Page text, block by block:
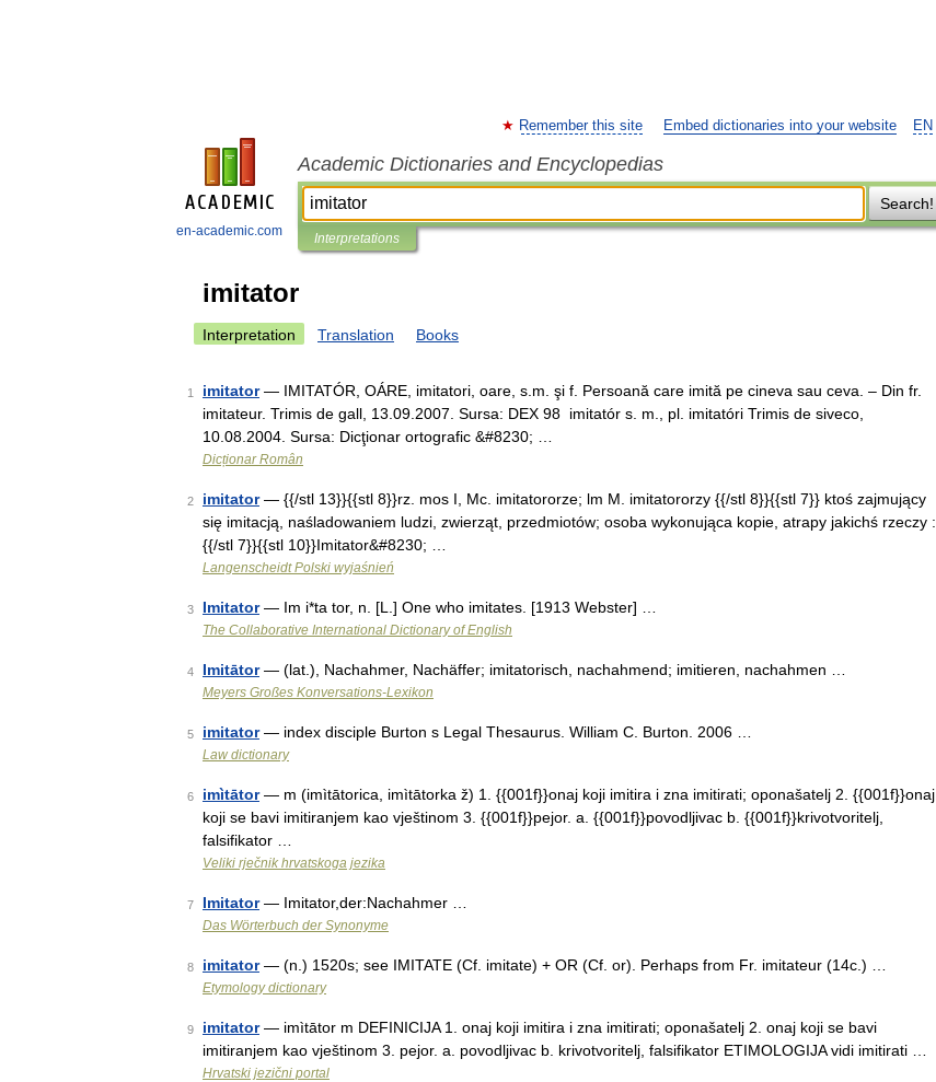
en-academic.com
EN
Remember this site Embed dictionaries into your website
Academic Dictionaries and Encyclopedias
Search!
Interpretations
imitator
Interpretation Translation Books
1 imitator— IMITATÓR, OÁRE, imitatori, oare, s.m. şi f. Persoană care imită pe cineva sau ceva. – Din fr.
imitateur. Trimis de gall, 13.09.2007. Sursa: DEX 98 imitatór s. m., pl. imitatóri Trimis de siveco,
10.08.2004. Sursa: Dicţionar ortografic &#8230; …
Dicționar Român
2 imitator— {{/stl 13}}{{stl 8}}rz. mos I, Mc. imitatororze; lm M. imitatororzy {{/stl 8}}{{stl 7}} ktoś zajmujący
się imitacją, naśladowaniem ludzi, zwierząt, przedmiotów; osoba wykonująca kopie, atrapy jakichś rzeczy :
{{/stl 7}}{{stl 10}}Imitator&#8230; …
Langenscheidt Polski wyjaśnień
3 Imitator— Im i*ta tor, n. [L.] One who imitates. [1913 Webster] …
The Collaborative International Dictionary of English
4 Imitātor— (lat.), Nachahmer, Nachäffer; imitatorisch, nachahmend; imitieren, nachahmen …
Meyers Großes Konversations-Lexikon
5 imitator— index disciple Burton s Legal Thesaurus. William C. Burton. 2006 …
Law dictionary
6 imìtātor— m (imìtātorica, imìtātorka ž) 1. {{001f}}onaj koji imitira i zna imitirati; oponašatelj 2. {{001f}}onaj
koji se bavi imitiranjem kao vještinom 3. {{001f}}pejor. a. {{001f}}povodljivac b. {{001f}}krivotvoritelj,
falsifikator …
Veliki rječnik hrvatskoga jezika
7 Imitator— Imitator,der:Nachahmer …
Das Wörterbuch der Synonyme
8 imitator— (n.) 1520s; see IMITATE (Cf. imitate) + OR (Cf. or). Perhaps from Fr. imitateur (14c.) …
Etymology dictionary
9 imitator— imìtātor m DEFINICIJA 1. onaj koji imitira i zna imitirati; oponašatelj 2. onaj koji se bavi
imitiranjem kao vještinom 3. pejor. a. povodljivac b. krivotvoritelj, falsifikator ETIMOLOGIJA vidi imitirati …
Hrvatski jezični portal